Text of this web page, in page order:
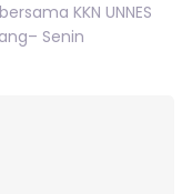
KKN UNNES
Senin